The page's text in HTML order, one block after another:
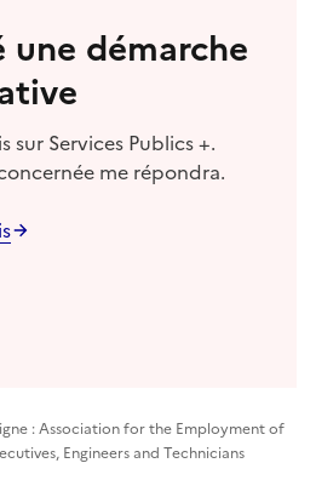
une démarche
sur Services Publics +.
me répondra.
: Association for the Employment of
Engineers and Technicians